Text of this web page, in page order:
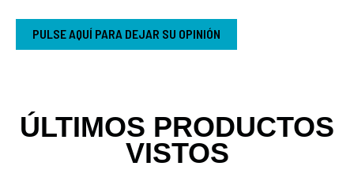
PULSE AQUÍ PARA DEJAR SU OPINIÓN
ÚLTIMOS PRODUCTOS
VISTOS